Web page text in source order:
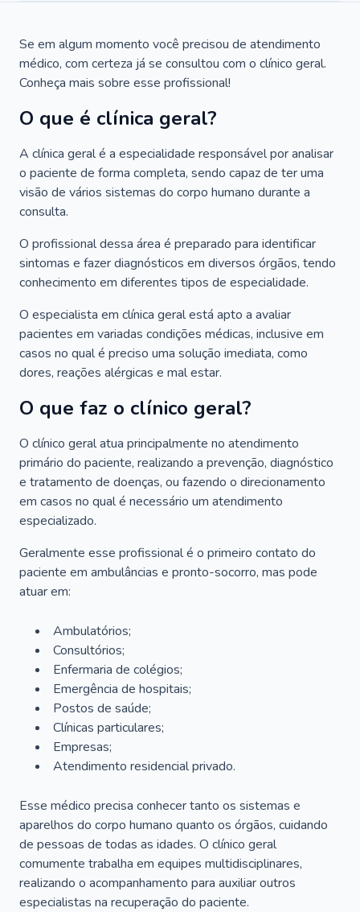
Se em algum momento você precisou de atendimento
médico, com certeza já se consultou com o clínico geral.
Conheça mais sobre esse profissional!
O que é clínica geral?
A clínica geral é a especialidade responsável por analisar
o paciente de forma completa, sendo capaz de ter uma
visão de vários sistemas do corpo humano durante a
consulta.
O profissional dessa área é preparado para identificar
sintomas e fazer diagnósticos em diversos órgãos, tendo
conhecimento em diferentes tipos de especialidade.
O especialista em clínica geral está apto a avaliar
pacientes em variadas condições médicas, inclusive em
casos no qual é preciso uma solução imediata, como
dores, reações alérgicas e mal estar.
O que faz o clínico geral?
O clínico geral atua principalmente no atendimento
primário do paciente, realizando a prevenção, diagnóstico
e tratamento de doenças, ou fazendo o direcionamento
em casos no qual é necessário um atendimento
especializado.
Geralmente esse profissional é o primeiro contato do
paciente em ambulâncias e pronto-socorro, mas pode
atuar em:
Ambulatórios;
Consultórios;
Enfermaria de colégios;
Emergência de hospitais;
Postos de saúde;
Clínicas particulares;
Empresas;
Atendimento residencial privado.
Esse médico precisa conhecer tanto os sistemas e
aparelhos do corpo humano quanto os órgãos, cuidando
de pessoas de todas as idades. O clínico geral
comumente trabalha em equipes multidisciplinares,
realizando o acompanhamento para auxiliar outros
especialistas na recuperação do paciente.